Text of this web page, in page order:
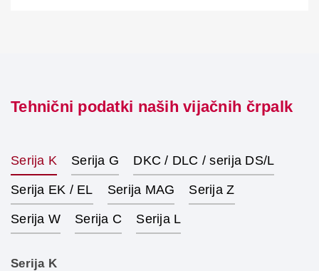
Tehnični podatki naših vijačnih črpalk
Serija K Serija G DKC / DLC / serija DS/L
Serija EK / EL Serija MAG Serija Z
Serija W Serija C Serija L
Serija K